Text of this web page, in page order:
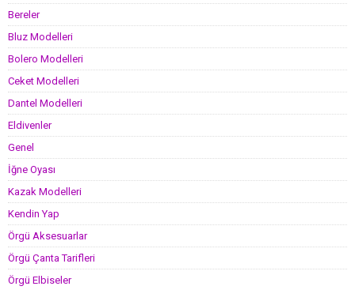
Bereler
Bluz Modelleri
Bolero Modelleri
Ceket Modelleri
Dantel Modelleri
Eldivenler
Genel
İğne Oyası
Kazak Modelleri
Kendin Yap
Örgü Aksesuarlar
Örgü Çanta Tarifleri
Örgü Elbiseler